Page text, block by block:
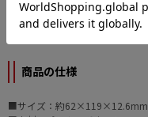
メーカー
トイズ・プランニング
商品の仕様
■サイズ：約62×119×12.6mm